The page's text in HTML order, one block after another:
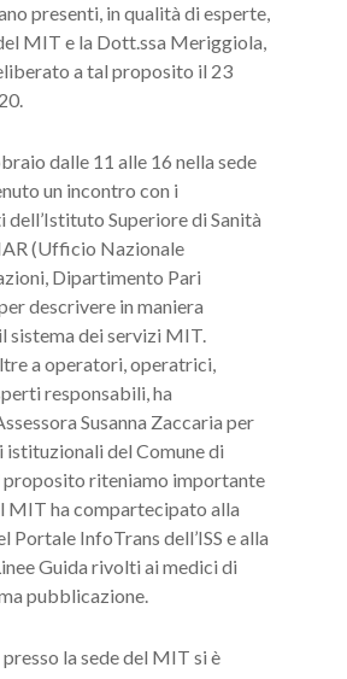
presenti, in qualità di esperte,
MIT e la Dott.ssa Meriggiola,
a tal proposito il 23
dalle 11 alle 16 nella sede
un incontro con i
dell’Istituto Superiore di Sanità
(Ufficio Nazionale
Dipartimento Pari
descrivere in maniera
sistema dei servizi MIT.
a operatori, operatrici,
responsabili, ha
Susanna Zaccaria per
istituzionali del Comune di
proposito riteniamo importante
MIT ha compartecipato alla
Portale InfoTrans dell’ISS e alla
Guida rivolti ai medici di
pubblicazione.
la sede del MIT si è